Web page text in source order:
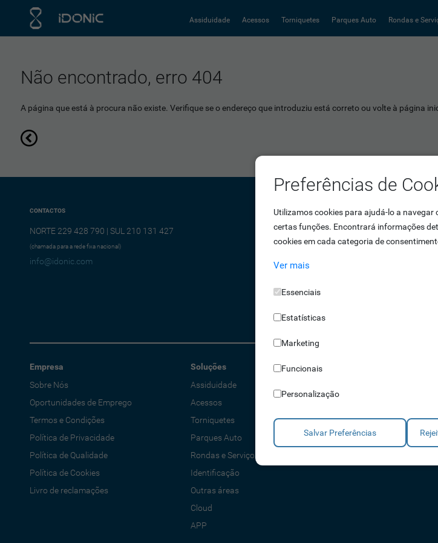
Assiduidade Acessos Torniquetes Parques Auto Rondas e
Não encontrado, erro 404
A página que está à procura não existe. Verifique se o endereço que introduziu está correto ou volte à página
CONTACTOS
NORTE 229 428 790 | SUL 210 131 427
(chamada para a rede fixa nacional)
info@idonic.com
Empresa
Sobre Nós
Oportunidades de Emprego
Termos e Condições
Política de Privacidade
Política de Qualidade
Política de Cookies
Livro de reclamações
Soluções
Assiduidade
Acessos
Torniquetes
Parques Auto
Rondas e Serviços
Identificação
Outras áreas
Cloud
APP
Integradores
Preferências de
Utilizamos cookies para ajudá-lo a navegar
certas funções. Encontrará informações
cookies em cada categoria de
Ver mais
Essenciais
Estatísticas
Marketing
Funcionais
Personalização
Salvar Preferências